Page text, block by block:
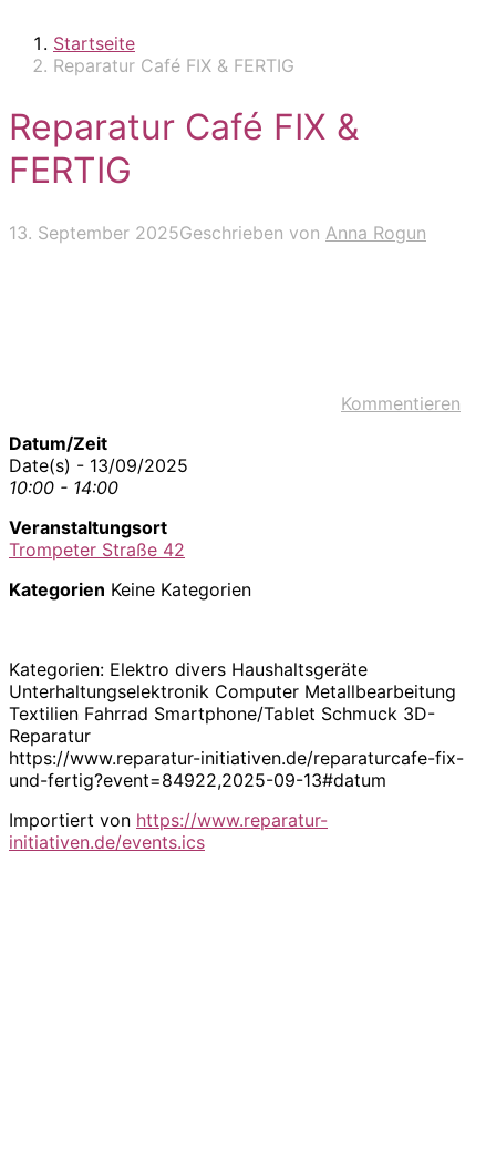
Startseite
Reparatur Café FIX & FERTIG
Reparatur Café FIX &
FERTIG
13. September 2025Geschrieben von Anna Rogun
Kommentieren
Datum/Zeit
Date(s) - 13/09/2025
10:00 - 14:00
Veranstaltungsort
Trompeter Straße 42
Kategorien Keine Kategorien
Kategorien: Elektro divers Haushaltsgeräte
Unterhaltungselektronik Computer Metallbearbeitung
Textilien Fahrrad Smartphone/Tablet Schmuck 3D-
Reparatur
https://www.reparatur-initiativen.de/reparaturcafe-fix-
und-fertig?event=84922,2025-09-13#datum
Importiert von https://www.reparatur-
initiativen.de/events.ics